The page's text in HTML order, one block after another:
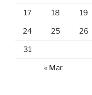
17 18 19
24 25 26
31
« Mar